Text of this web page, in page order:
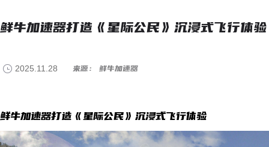
鲜牛加速器打造《星际公民》沉浸式飞行体验
2025.11.28 来源： 鲜牛加速器
鲜牛加速器打造《星际公民》沉浸式飞行体验